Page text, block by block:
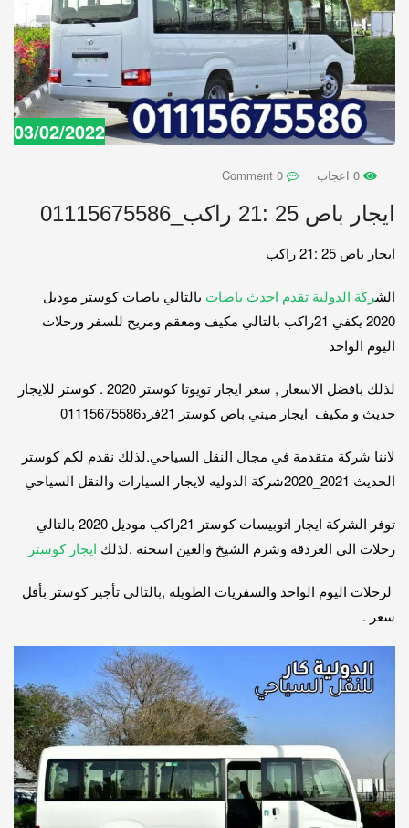
03/02/2022
ايجار باص 25 :21 راكب_01115675586
ايجار باص 25 :21 راكب
الشركة الدولية تقدم احدث باصات بالتالي باصات كوستر موديل
2020 يكفي 21راكب بالتالي مكيف ومعقم ومريح للسفر ورحلات
اليوم الواحد
لذلك بافضل الاسعار , سعر ايجار تويوتا كوستر 2020 . كوستر للايجار
حديث و مكيف ايجار ميني باص كوستر 21فرد01115675586
لاننا شركة متقدمة في مجال النقل السياحي.لذلك نقدم لكم كوستر
الحديث 2021_2020شركة الدوليه لايجار السيارات والنقل السياحي
توفر الشركة ايجار اتوبيسات كوستر 21راكب موديل 2020 بالتالي
رحلات الي الغردقة وشرم الشيخ والعين اسخنة .لذلك ايجار كوستر
لرحلات اليوم الواحد والسفريات الطويله ,بالتالي تأجير كوستر بأقل
سعر .